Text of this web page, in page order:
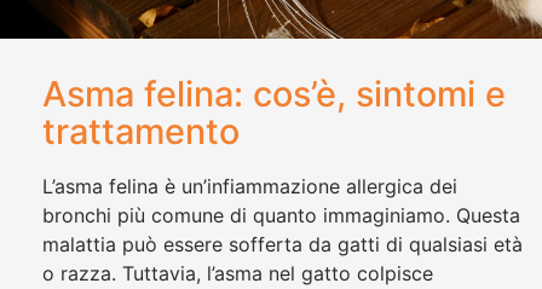
Asma felina: cos’è, sintomi e
trattamento
L’asma felina è un’infiammazione allergica dei
bronchi più comune di quanto immaginiamo. Questa
malattia può essere sofferta da gatti di qualsiasi età
o razza. Tuttavia, l’asma nel gatto colpisce